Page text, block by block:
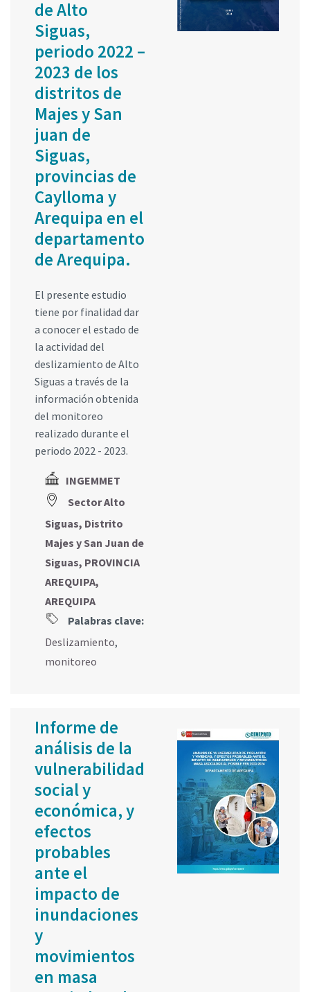
de Alto
Siguas,
periodo 2022 –
2023 de los
distritos de
Majes y San
juan de
Siguas,
provincias de
Caylloma y
Arequipa en el
departamento
de Arequipa.
El presente estudio
tiene por finalidad dar
a conocer el estado de
la actividad del
deslizamiento de Alto
Siguas a través de la
información obtenida
del monitoreo
realizado durante el
periodo 2022 - 2023.
INGEMMET
Sector Alto
Siguas, Distrito
Majes y San Juan de
Siguas, PROVINCIA
AREQUIPA,
AREQUIPA
Palabras clave:
Deslizamiento,
monitoreo
Informe de
análisis de la
vulnerabilidad
social y
económica, y
efectos
probables
ante el
impacto de
inundaciones
y
movimientos
en masa